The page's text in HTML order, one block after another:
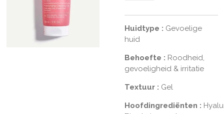
Huidtype : Gevoelige
huid
Behoefte : Roodheid,
gevoeligheid & irritatie
Textuur : Gel
Hoofdingrediënten :